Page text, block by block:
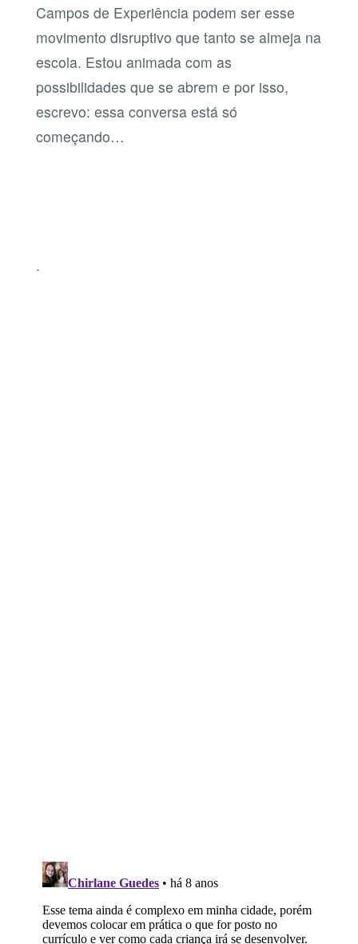
Campos de Experiência podem ser esse
movimento disruptivo que tanto se almeja na
escola. Estou animada com as
possibilidades que se abrem e por isso,
escrevo: essa conversa está só
começando…
.